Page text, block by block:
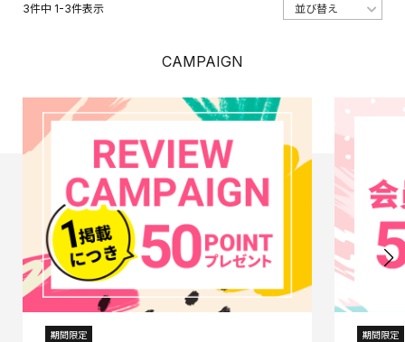
3件中 1-3件表示
CAMPAIGN
期間限定 期間限定